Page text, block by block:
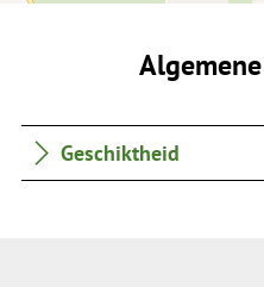
Geschiktheid